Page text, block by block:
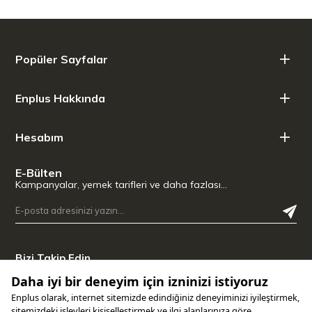
Popüler Sayfalar
Enplus Hakkında
Hesabım
E-Bülten
Kampanyalar, yemek tarifleri ve daha fazlası…
Bizi Takip Edin